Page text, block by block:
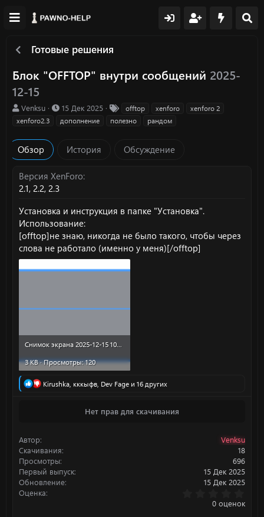
Готовые решения
Блок "OFFTOP" внутри сообщений 2025-
12-15
А
в
о
р
Venksu
Д
а
д
и
я
15 Дек 2025
е
offtop xenforo
xenforo 2
xenforo2.3
дополнение полезно рандом
Обзор История Обсуждение
Версия XenForo
2.1 2.2 2.3
Установка и инструкция в папке "Установка".
Использование:
[offtop]не знаю, никогда не было такого, чтобы через
слова не работало (именно у меня)[/offtop]
Снимок экрана 2025-12-15 103111.png
3 KB · Просмотры: 120
Р
:
Kirushka, кккыфв, Dev Fage и 16 других
Нет прав для скачивания
Автор
Venksu
Скачивания
18
Просмотры
696
Первый выпуск
15 Дек 2025
Обновление
15 Дек 2025
Оценка
.
0
0 оценок